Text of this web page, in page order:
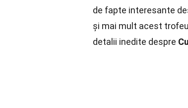
de fapte interesante
și mai mult acest
detalii inedite despre